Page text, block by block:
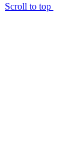
Scroll to top